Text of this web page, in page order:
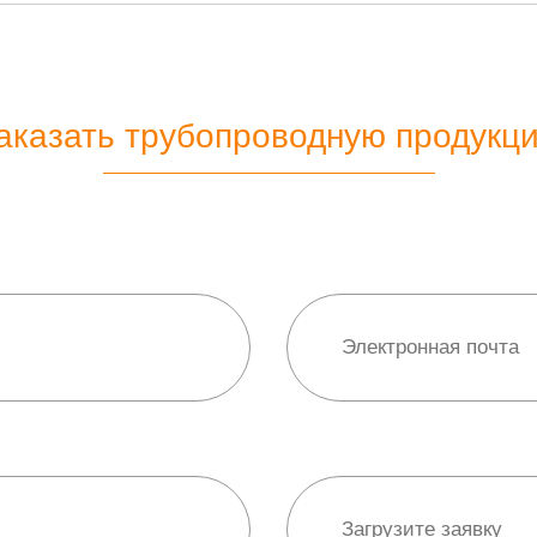
трубопроводную